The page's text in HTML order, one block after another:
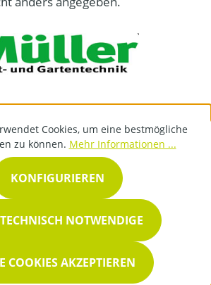
Cookies, um eine bestmögliche
zu können. Mehr Informationen ...
NOTWENDIGE
KONFIGURIEREN
COOKIES AKZEPTIEREN